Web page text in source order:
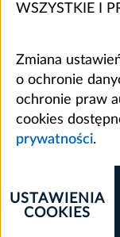
WSZYSTKIE I
Zmiana
o ochronie
ochronie praw
cookies
prywatności.
USTAWIENIA
COOKIES